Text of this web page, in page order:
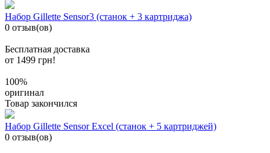
Набор Gillette Sensor3 (станок + 3 картриджа)
0 отзыв(ов)
Бесплатная доставка
от 1499 грн!
100%
оригинал
Товар закончился
Набор Gillette Sensor Excel (станок + 5 картриджей)
0 отзыв(ов)